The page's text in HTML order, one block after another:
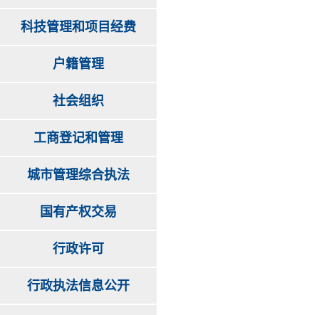
科技管理和项目经费
户籍管理
社会组织
工商登记和管理
城市管理综合执法
国有产权交易
行政许可
行政执法信息公开